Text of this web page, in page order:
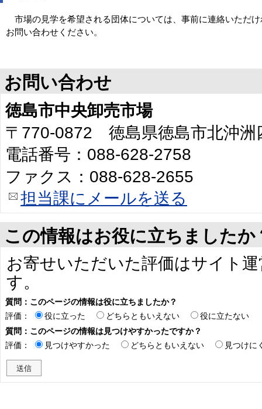
市場の見学を希望される団体については、事前に連絡いただ
お問い合わせください。
お問い合わせ
徳島市中央卸売市場
〒770-0872 徳島県徳島市北沖洲
電話番号：088-628-2758
ファクス：088-628-2655
担当課にメールを送る
この情報はお役に立ちましたか
お寄せいただいた評価はサイト
す。
質問：このページの情報は役に立ちましたか？
評価：
役に立った どちらともいえない
役に立たない
質問：このページの情報は見つけやすかったですか？
評価：
見つけやすかった どちらともいえない 見つけに